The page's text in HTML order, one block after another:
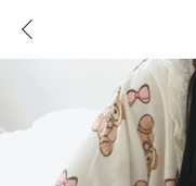
로그인